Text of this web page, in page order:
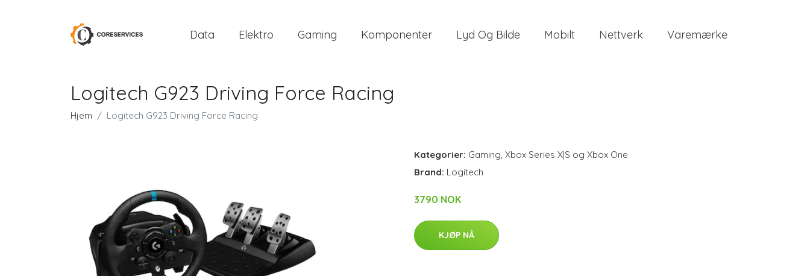
Data Elektro Gaming Komponenter Lyd Og Bilde Mobilt Nettverk Varemærke
Logitech G923 Driving Force Racing
Hjem Logitech G923 Driving Force Racing
Kategorier: Gaming, Xbox Series X|S og Xbox One
Brand: Logitech
3790 NOK
KJØP NÅ